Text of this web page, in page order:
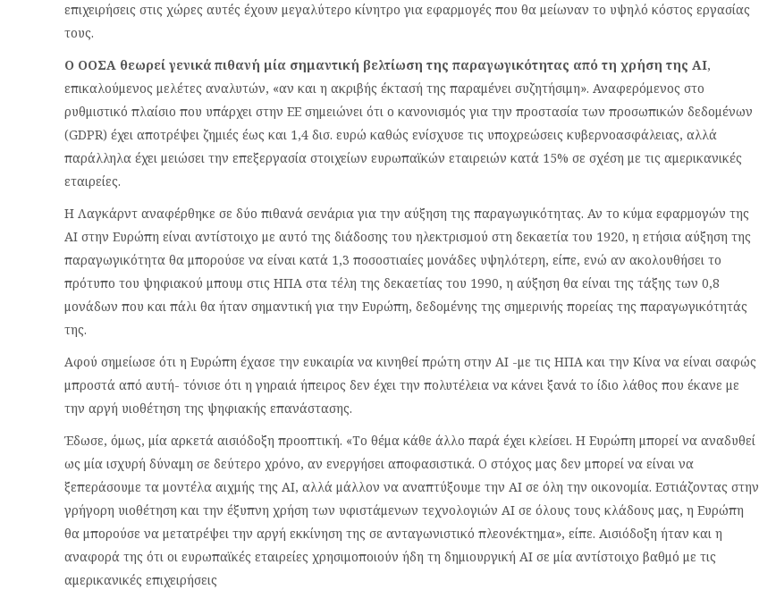
επιχειρήσεις στις χώρες αυτές έχουν μεγαλύτερο κίνητρο για εφαρμογές που θα μείωναν το υψηλό κόστος εργασίας
τους.
Ο ΟΟΣΑ θεωρεί γενικά πιθανή μία σημαντική βελτίωση της παραγωγικότητας από τη χρήση της ΑΙ,
επικαλούμενος μελέτες αναλυτών, «αν και η ακριβής έκτασή της παραμένει συζητήσιμη». Αναφερόμενος στο
ρυθμιστικό πλαίσιο που υπάρχει στην ΕΕ σημειώνει ότι ο κανονισμός για την προστασία των προσωπικών δεδομένων
(GDPR) έχει αποτρέψει ζημιές έως και 1,4 δισ. ευρώ καθώς ενίσχυσε τις υποχρεώσεις κυβερνοασφάλειας, αλλά
παράλληλα έχει μειώσει την επεξεργασία στοιχείων ευρωπαϊκών εταιρειών κατά 15% σε σχέση με τις αμερικανικές
εταιρείες.
Η Λαγκάρντ αναφέρθηκε σε δύο πιθανά σενάρια για την αύξηση της παραγωγικότητας. Αν το κύμα εφαρμογών της
ΑΙ στην Ευρώπη είναι αντίστοιχο με αυτό της διάδοσης του ηλεκτρισμού στη δεκαετία του 1920, η ετήσια αύξηση της
παραγωγικότητα θα μπορούσε να είναι κατά 1,3 ποσοστιαίες μονάδες υψηλότερη, είπε, ενώ αν ακολουθήσει το
πρότυπο του ψηφιακού μπουμ στις ΗΠΑ στα τέλη της δεκαετίας του 1990, η αύξηση θα είναι της τάξης των 0,8
μονάδων που και πάλι θα ήταν σημαντική για την Ευρώπη, δεδομένης της σημερινής πορείας της παραγωγικότητάς
της.
Αφού σημείωσε ότι η Ευρώπη έχασε την ευκαιρία να κινηθεί πρώτη στην ΑΙ -με τις ΗΠΑ και την Κίνα να είναι σαφώς
μπροστά από αυτή- τόνισε ότι η γηραιά ήπειρος δεν έχει την πολυτέλεια να κάνει ξανά το ίδιο λάθος που έκανε με
την αργή υιοθέτηση της ψηφιακής επανάστασης.
Έδωσε, όμως, μία αρκετά αισιόδοξη προοπτική. «Το θέμα κάθε άλλο παρά έχει κλείσει. Η Ευρώπη μπορεί να αναδυθεί
ως μία ισχυρή δύναμη σε δεύτερο χρόνο, αν ενεργήσει αποφασιστικά. Ο στόχος μας δεν μπορεί να είναι να
ξεπεράσουμε τα μοντέλα αιχμής της ΑΙ, αλλά μάλλον να αναπτύξουμε την ΑΙ σε όλη την οικονομία. Εστιάζοντας στην
γρήγορη υιοθέτηση και την έξυπνη χρήση των υφιστάμενων τεχνολογιών ΑΙ σε όλους τους κλάδους μας, η Ευρώπη
θα μπορούσε να μετατρέψει την αργή εκκίνηση της σε ανταγωνιστικό πλεονέκτημα», είπε. Αισιόδοξη ήταν και η
αναφορά της ότι οι ευρωπαϊκές εταιρείες χρησιμοποιούν ήδη τη δημιουργική ΑΙ σε μία αντίστοιχο βαθμό με τις
αμερικανικές επιχειρήσεις